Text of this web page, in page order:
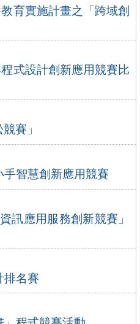
育實施計畫之「跨域創
式設計創新應用競賽比
賽」
智慧創新應用競賽
訊應用服務創新競賽」
排名賽